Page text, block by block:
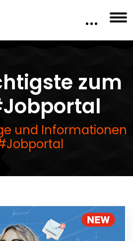
zum
und Informationen